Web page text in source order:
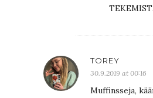
TOREY
30.9.2019 at 00:16
Muffinsseja,